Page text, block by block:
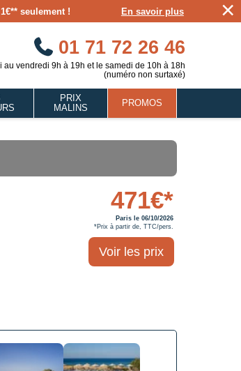
seulement ! En savoir plus ×
01 71 72 26 46
au vendredi 9h à 19h et le samedi de 10h à 18h
(numéro non surtaxé)
PRIX
MALINS
PROMOS
471€*
Paris le 06/10/2026
*Prix à partir de, TTC/pers.
Voir les prix